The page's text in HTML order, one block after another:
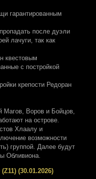
гарантированным
после дуэли
лачуги, так как
квестовым
с постройкой
крепости Редоран
Магов, Воров и Бойцов,
на острове.
Хлаалу и
возможности
группой. Далее будут
Обливиона.
(30.01.2026)